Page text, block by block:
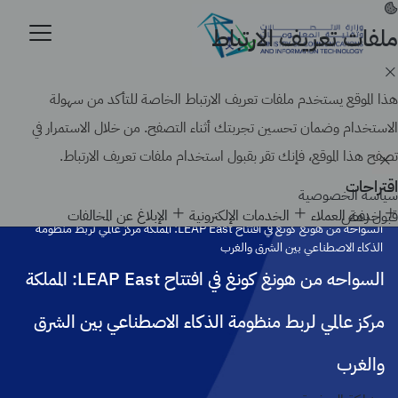
موقع حكومي رسمي تابع لحكومة المملكة العربية السعودية
كيف تتحقق
تجاوز
إلى
المحتوى
الرئيسي
اقتراحات
خدمة العملاء الخدمات الإلكترونية الإبلاغ عن المخالفات الرئيسية
أخبار الوزارة
السواحه من هونغ كونغ في افتتاح LEAP East: المملكة مركز عالمي لربط منظومة
الذكاء الاصطناعي بين الشرق والغرب
السواحه من هونغ كونغ في افتتاح LEAP East: المملكة
مركز عالمي لربط منظومة الذكاء الاصطناعي بين الشرق
والغرب
ملفات تعريف الارتباط
هذا الموقع يستخدم ملفات تعريف الارتباط الخاصة للتأكد من سهولة
الاستخدام وضمان تحسين تجربتك أثناء التصفح. من خلال الاستمرار في
تصفح هذا الموقع، فإنك تقر بقبول استخدام ملفات تعريف الارتباط.
سياسة الخصوصية
قبولرفض